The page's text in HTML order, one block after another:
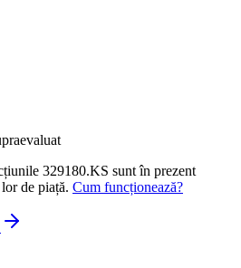
329180.KS sunt în prezent
de piață. Cum funcționează?